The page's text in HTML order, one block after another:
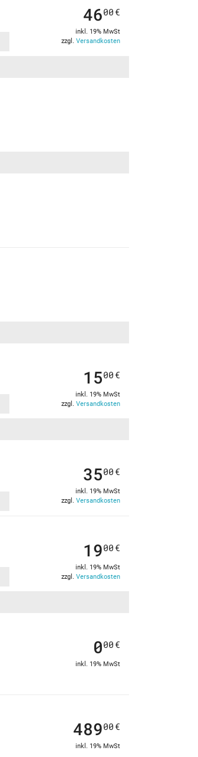
4600 €
inkl. 19% MwSt
zzgl. Versandkosten
1500 €
inkl. 19% MwSt
zzgl. Versandkosten
3500 €
inkl. 19% MwSt
zzgl. Versandkosten
1900 €
inkl. 19% MwSt
zzgl. Versandkosten
000 €
inkl. 19% MwSt
48900 €
inkl. 19% MwSt